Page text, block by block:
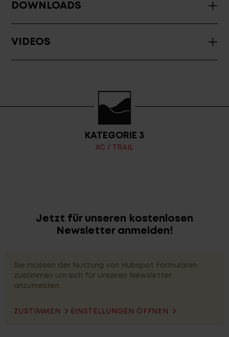
DOWNLOADS
VIDEOS
KATEGORIE 3
XC / TRAIL
Jetzt für unseren kostenlosen
Newsletter anmelden!
Sie müssen der Nutzung von Hubspot Formularen
zustimmen um sich für unseren Newsletter
anzumelden.
ZUSTIMMEN EINSTELLUNGEN ÖFFNEN